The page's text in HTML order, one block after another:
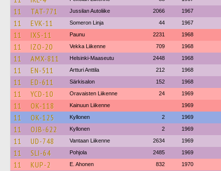
11 TAT-771 Jussilan Autoliike 2066 1967
11 EVK-11 Someron Linja 44 1967
11 IXS-11 Paunu 2231 1968
11 IZO-20 Vekka Liikenne 709 1968
11 AMX-811 Helsinki-Maaseutu 2448 1968
11 EN-511 Artturi Anttila 212 1968
11 ED-611 Särkisalon 152 1968
11 YCD-10 Oravaisten Liikenne 24 1969
11 OK-118 Kainuun Liikenne 1969
11 OK-125 Kyllonen 2 1969
11 OJB-622 Kyllonen 2 1969
11 UD-748 Vantaan Liikenne 2634 1969
11 SLI-64 Pohjola 2485 1969
11 KUP-2 E. Ahonen 832 1970